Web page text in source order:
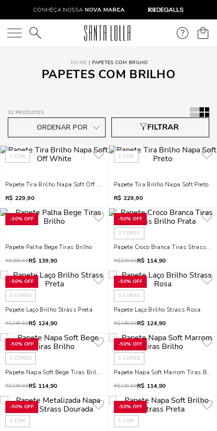
O que você está procurando?
PAPETES COM BRILHO
PAPETES COM BRILHO
32 PRODUTOS
1 COR
Papete Tira Brilho Napa Soft Off White
R$ 229,90
1 COR
Papete Tira Brilho Napa Soft Preto
R$ 229,90
-30% OFF
Papete Palha Bege Tiras Brilho
R$199,90R$ 139,90
-50% OFF
3 CORES
Papete Croco Branca Tiras Strass
R$229,90R$ 114,90
-50% OFF
3 CORES
Papete Laço Brilho Strass Preta
R$249,90R$ 124,90
-50% OFF
3 CORES
Papete Laço Brilho Strass Rosa
R$249,90R$ 124,90
-50% OFF
2 CORES
Papete Napa Soft Bege Tiras Brilho
R$229,90R$ 114,90
-50% OFF
2 CORES
Papete Napa Soft Marrom Tiras
R$229,90R$ 114,90
-50% OFF
1 COR
-50% OFF
1 COR